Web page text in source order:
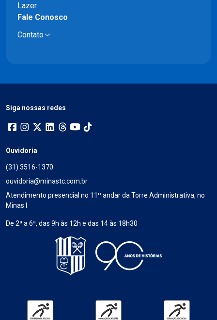
Lazer
Fale Conosco
Contato
Siga nossas redes
Ouvidoria
(31) 3516-1370
ouvidoria@minastc.com.br
Atendimento presencial no 11º andar da Torre Administrativa, no
Minas I
De 2ª a 6ª, das 9h às 12h e das 14 às 18h30